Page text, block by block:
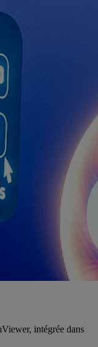
intégrée dans